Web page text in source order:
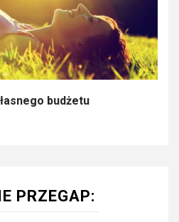
budżetu
PRZEGAP: